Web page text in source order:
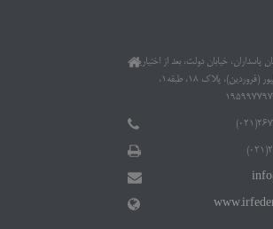
پاسداران، خیابان دولت، بعد از اختیاریه،
کوچه زنجانپور (فروردین)، پلاک ۱۸، طبقه۱،